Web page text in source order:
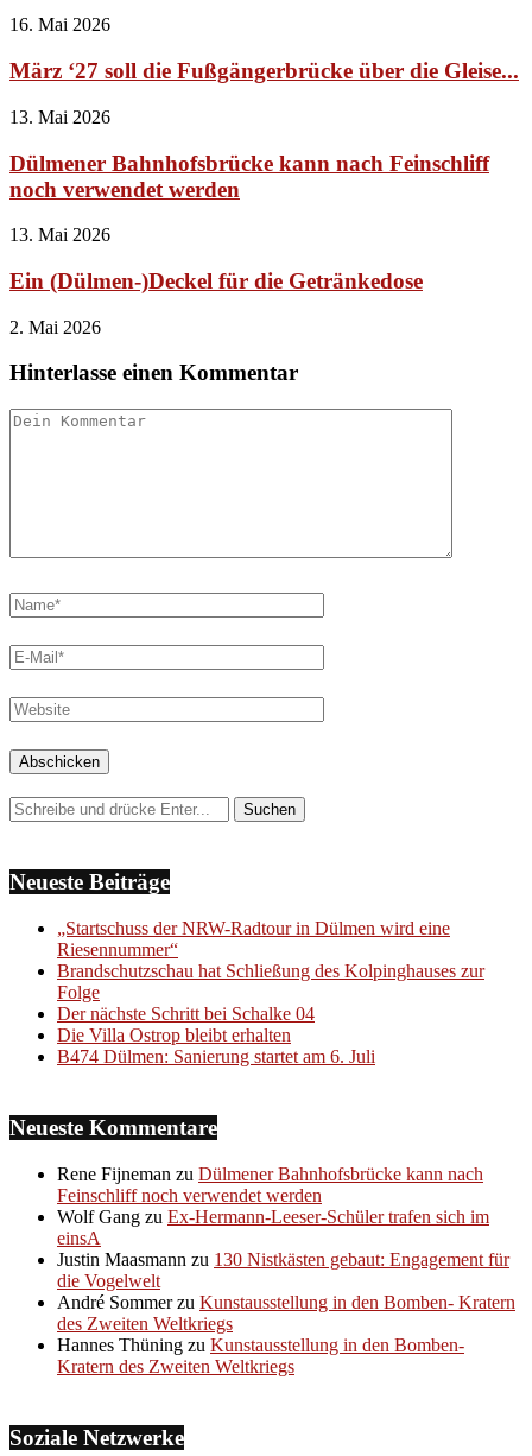
16. Mai 2026
März ‘27 soll die Fußgängerbrücke über die Gleise...
13. Mai 2026
Dülmener Bahnhofsbrücke kann nach Feinschliff
noch verwendet werden
13. Mai 2026
Ein (Dülmen-)Deckel für die Getränkedose
2. Mai 2026
Hinterlasse einen Kommentar
Neueste Beiträge
„Startschuss der NRW-Radtour in Dülmen wird eine
Riesennummer“
Brandschutzschau hat Schließung des Kolpinghauses zur
Folge
Der nächste Schritt bei Schalke 04
Die Villa Ostrop bleibt erhalten
B474 Dülmen: Sanierung startet am 6. Juli
Neueste Kommentare
Rene Fijneman zu Dülmener Bahnhofsbrücke kann nach
Feinschliff noch verwendet werden
Wolf Gang zu Ex-Hermann-Leeser-Schüler trafen sich im
einsA
Justin Maasmann zu 130 Nistkästen gebaut: Engagement für
die Vogelwelt
André Sommerzu Kunstausstellung in den Bomben- Kratern
des Zweiten Weltkriegs
Hannes Thüning zu Kunstausstellung in den Bomben-
Kratern des Zweiten Weltkriegs
Soziale Netzwerke